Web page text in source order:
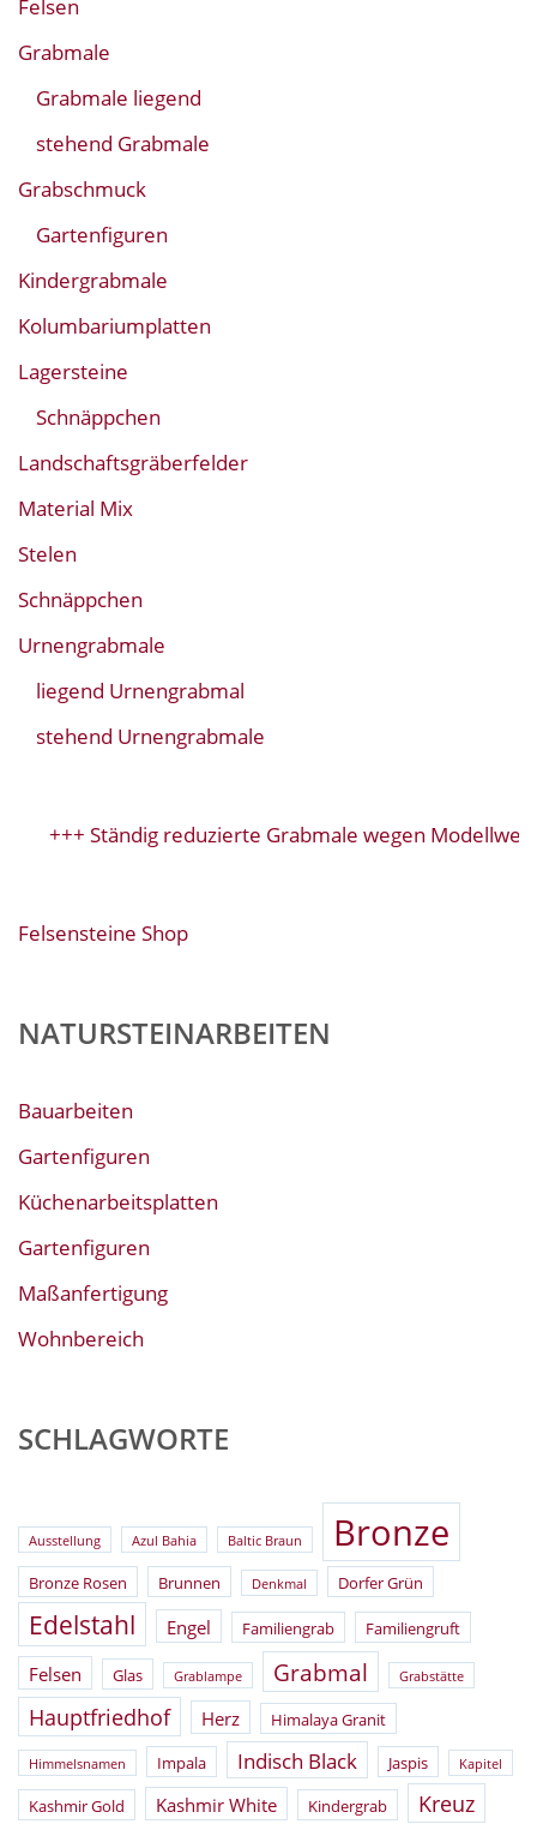
Felsen
Grabmale
Grabmale liegend
stehend Grabmale
Grabschmuck
Gartenfiguren
Kindergrabmale
Kolumbariumplatten
Lagersteine
Schnäppchen
Landschaftsgräberfelder
Material Mix
Stelen
Schnäppchen
Urnengrabmale
liegend Urnengrabmal
stehend Urnengrabmale
+++ Ständig reduzierte Grabmale wegen
Felsensteine Shop
NATURSTEINARBEITEN
Bauarbeiten
Gartenfiguren
Küchenarbeitsplatten
Gartenfiguren
Maßanfertigung
Wohnbereich
SCHLAGWORTE
Ausstellung Azul Bahia Baltic Braun Bronze
Bronze Rosen Brunnen Denkmal Dorfer Grün
Edelstahl Engel Familiengrab Familiengruft
Felsen Glas Grablampe Grabmal Grabstätte
Hauptfriedhof Herz Himalaya Granit
Himmelsnamen Impala Indisch Black Jaspis Kapitel
Kashmir Gold Kashmir White Kindergrab Kreuz